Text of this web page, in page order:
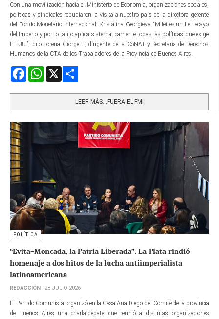
Con una movilización hacia el Ministerio de Economía, organizaciones sociales,
políticas y sindicales repudiaron la visita a nuestro país de la directora gerente​
del Fondo Monetario Internacional, Kristalina Georgieva. “Milei es un fiel lacayo
del Imperio y por lo tanto aplica sistemáticamente todas las políticas que exige
EE.UU.”, dijo Lorena Giorgetti, dirigente de la CoNAT y Secretaria de Derechos
Humanos de la CTA de los Trabajadores de la Provincia de Buenos Aires.
FacebookWhatsApp
LEER MÁS…FUERA EL FMI
POLÍTICA
“Evita–Moncada, la Patria Liberada”: La Plata rindió
homenaje a dos hitos de la lucha antiimperialista
latinoamericana
REDACCIÓN 28 JULIO 2026
El Partido Comunista organizó en la Casa Ana Diego del Comité de la provincia
de Buenos Aires una charla-debate que reunió a distintas organizaciones